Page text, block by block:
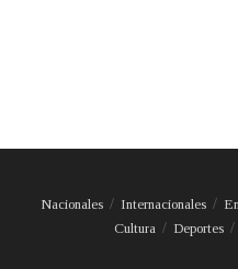
Nacionales Internacionales
Cultura
Deportes